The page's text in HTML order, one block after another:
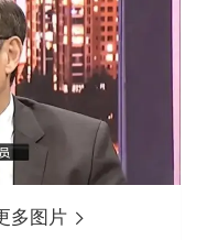
多图片